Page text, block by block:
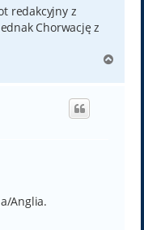
redakcyjny z
Chorwację z
g
Anglia.